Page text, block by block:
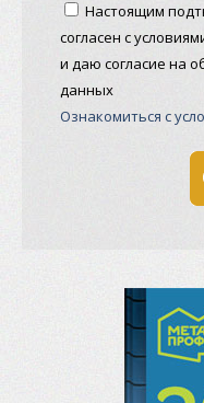
Настоящим
согласен с
и даю согласие на
данных
Ознакомиться с